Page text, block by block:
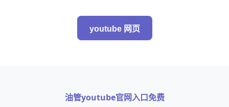
youtube 网页
油管youtube官网入口免费